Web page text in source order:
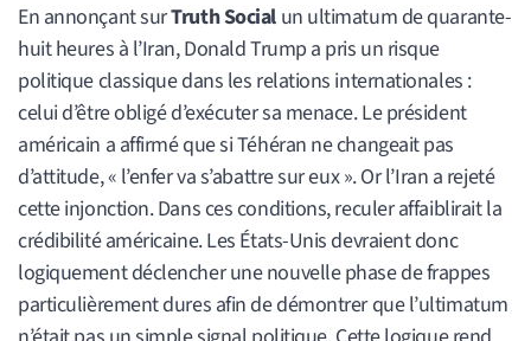
En annonçant surTruth Socialun ultimatum de quarante-
huit heures à l’Iran, Donald Trump a pris un risque
politique classique dans les relations internationales :
celui d’être obligé d’exécuter sa menace. Le président
américain a affirmé que si Téhéran ne changeait pas
d’attitude, « l’enfer va s’abattre sur eux ». Or l’Iran a rejeté
cette injonction. Dans ces conditions, reculer affaiblirait la
crédibilité américaine. Les États-Unis devraient donc
logiquement déclencher une nouvelle phase de frappes
particulièrement dures afin de démontrer que l’ultimatum